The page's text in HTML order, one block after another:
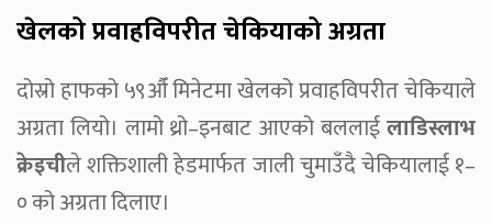
खेलको प्रवाहविपरीत चेकियाको अग्रता
दोस्रो हाफको ५९औँ मिनेटमा खेलको प्रवाहविपरीत चेकियाले
अग्रता लियो। लामो थ्रो–इनबाट आएको बललाईलाडिस्लाभ
क्रेइचीले शक्तिशाली हेडमार्फत जाली चुमाउँदै चेकियालाई १–
० को अग्रता दिलाए।